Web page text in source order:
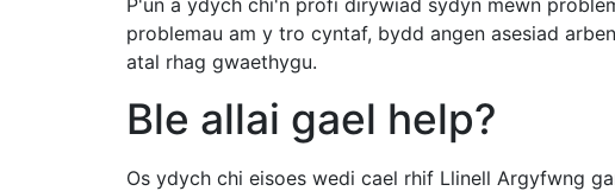
problemau am y tro cyntaf, bydd angen asesiad
atal rhag gwaethygu.
Ble allai gael help?
Os ydych chi eisoes wedi cael rhif Llinell Argyfwng